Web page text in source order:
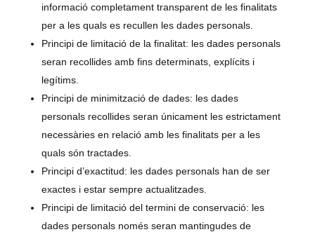
informació completament transparent de les finalitats
per a les quals es recullen les dades personals.
Principi de limitació de la finalitat: les dades personals
seran recollides amb fins determinats, explícits i
legítims.
Principi de minimització de dades: les dades
personals recollides seran únicament les estrictament
necessàries en relació amb les finalitats per a les
quals són tractades.
Principi d’exactitud: les dades personals han de ser
exactes i estar sempre actualitzades.
Principi de limitació del termini de conservació: les
dades personals només seran mantingudes de